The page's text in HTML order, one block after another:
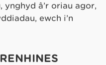
â’r oriau agor,
ewch i’n